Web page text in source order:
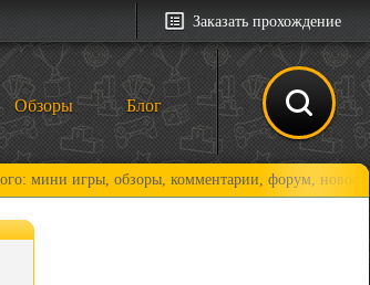
Заказать прохождение
Обзоры Блог
обзоры, комментарии, форум, новости и,